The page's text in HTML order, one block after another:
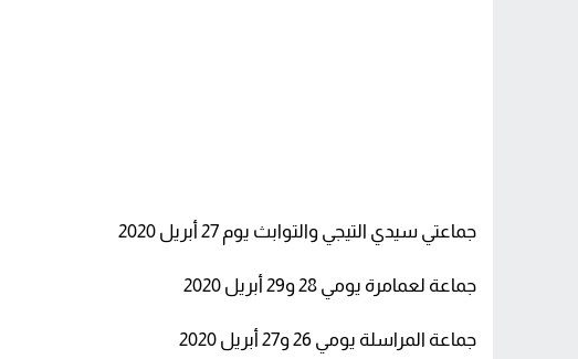
جماعتي سيدي التيجي والتوابث يوم 27 أبريل 2020
جماعة لعمامرة يومي 28 و29 أبريل 2020
جماعة المراسلة يومي 26 و27 أبريل 2020